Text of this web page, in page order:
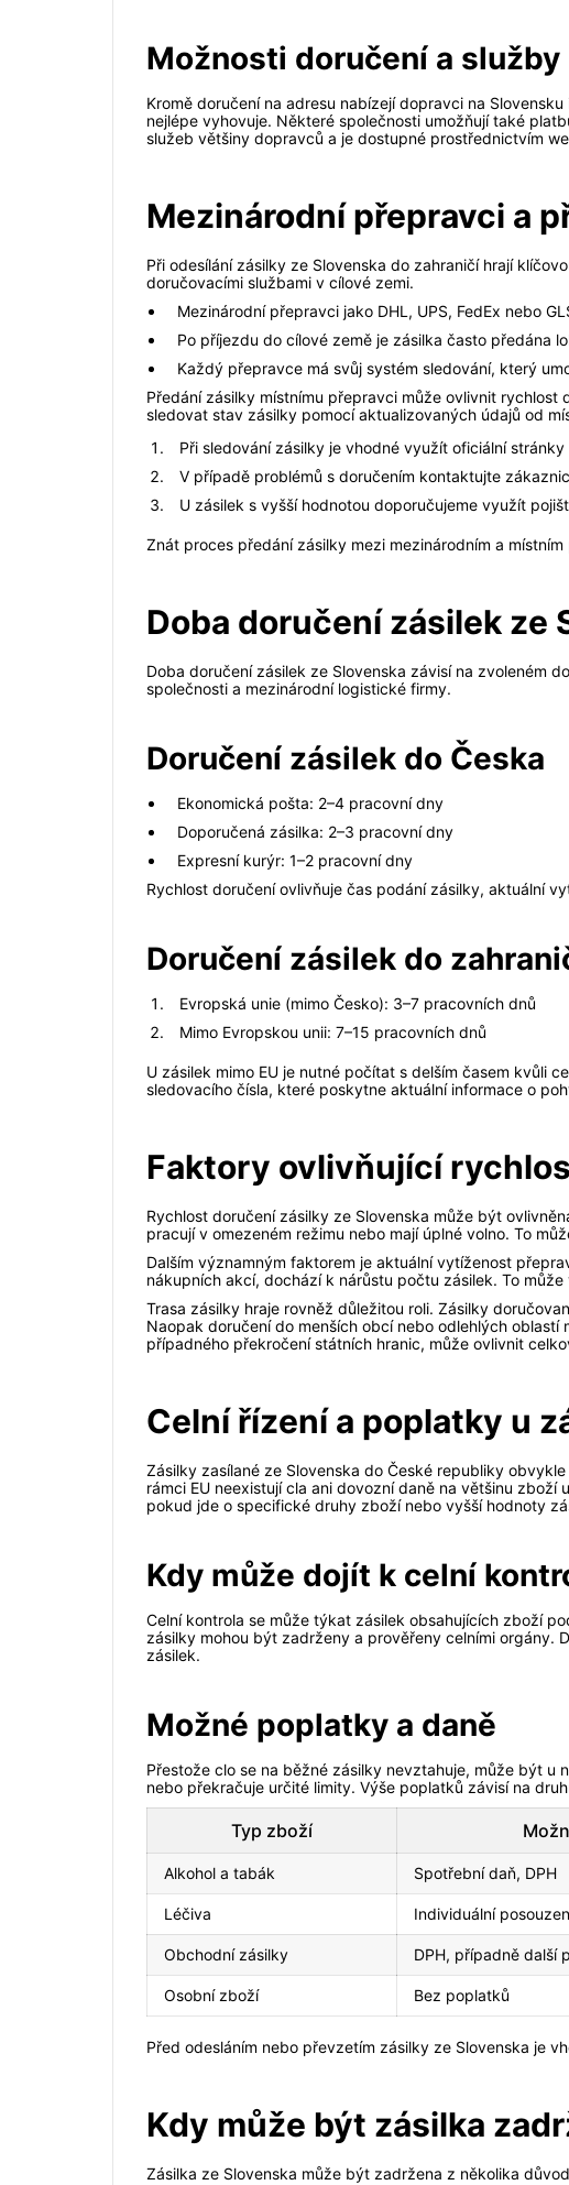
Možnosti doručení a služby
Kromě doručení na adresu nabízejí dopravci na
nejlépe vyhovuje. Některé společnosti umožňují také
služeb většiny dopravců a je dostupné prostřednictvím
Mezinárodní přepravci a
Při odesílání zásilky ze Slovenska do zahraničí hrají
doručovacími službami v cílové zemi.
Mezinárodní přepravci jako DHL, UPS, FedEx nebo
Po příjezdu do cílové země je zásilka často předána
Každý přepravce má svůj systém sledování, který
Předání zásilky místnímu přepravci může ovlivnit
sledovat stav zásilky pomocí aktualizovaných údajů od
Při sledování zásilky je vhodné využít oficiální
V případě problémů s doručením kontaktujte
U zásilek s vyšší hodnotou doporučujeme využít
Znát proces předání zásilky mezi mezinárodním a
Doba doručení zásilek ze
Doba doručení zásilek ze Slovenska závisí na zvoleném
společnosti a mezinárodní logistické firmy.
Doručení zásilek do Česka
Ekonomická pošta: 2–4 pracovní dny
Doporučená zásilka: 2–3 pracovní dny
Expresní kurýr: 1–2 pracovní dny
Rychlost doručení ovlivňuje čas podání zásilky, aktuální
Doručení zásilek do
Evropská unie (mimo Česko): 3–7 pracovních dnů
Mimo Evropskou unii: 7–15 pracovních dnů
U zásilek mimo EU je nutné počítat s delším časem kvůli
sledovacího čísla, které poskytne aktuální informace o
Faktory ovlivňující
Rychlost doručení zásilky ze Slovenska může být
pracují v omezeném režimu nebo mají úplné volno. To
Dalším významným faktorem je aktuální vytíženost
nákupních akcí, dochází k nárůstu počtu zásilek. To
Trasa zásilky hraje rovněž důležitou roli. Zásilky
Naopak doručení do menších obcí nebo odlehlých
případného překročení státních hranic, může ovlivnit
Celní řízení a poplatky u
Zásilky zasílané ze Slovenska do České republiky
rámci EU neexistují cla ani dovozní daně na většinu
pokud jde o specifické druhy zboží nebo vyšší hodnoty
Kdy může dojít k celní
Celní kontrola se může týkat zásilek obsahujících zboží
zásilky mohou být zadrženy a prověřeny celními orgány.
zásilek.
Možné poplatky a daně
Přestože clo se na běžné zásilky nevztahuje, může být
nebo překračuje určité limity. Výše poplatků závisí na
Typ zboží
Alkohol a tabák Spotřební daň, DPH
Léčiva Individuální
Obchodní zásilky DPH, případně další
Osobní zboží Bez poplatků
Před odesláním nebo převzetím zásilky ze Slovenska je
Kdy může být zásilka
Zásilka ze Slovenska může být zadržena z několika